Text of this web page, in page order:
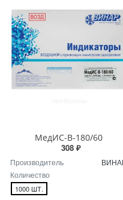
МедИС-В-180/60
308 ₽
Производитель
Количество
1000 ШТ.